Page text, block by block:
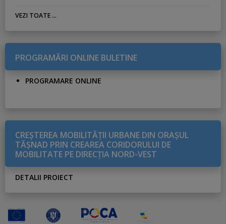
VEZI TOATE ...
PROGRAMĂRI ONLINE BULETINE
PROGRAMARE ONLINE
CREŞTEREA MOBILITĂŢII URBANE DIN ORAŞUL
TĂŞNAD PRIN CREAREA CORIDORULUI DE
MOBILITATE PE DIRECŢIA NORD-VEST
DETALII PROIECT